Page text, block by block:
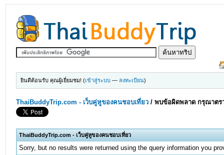
ยินดีต้อนรับ คุณผู้เยี่ยมชม! (เข้าสู่ระบบ — ลงทะเบียน)
ThaiBuddyTrip.com - เว็บคู่หูของคนชอบเที่ยว /พบข้อผิดพลาด กรุณาตร
ThaiBuddyTrip.com - เว็บคู่หูของคนชอบเที่ยว
Sorry, but no results were returned using the query information you